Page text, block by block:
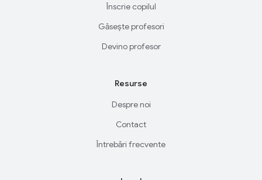
Înscrie copilul
Găsește profesori
Devino profesor
Resurse
Despre noi
Contact
Întrebări frecvente